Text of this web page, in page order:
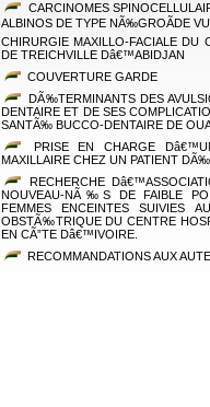
CARCINOMES
ALBINOS DE TYPE NÃ‰GROÃDE
CHIRURGIE MAXILLO-FACIALE DU
DE TREICHVILLE Dâ€™ABIDJAN
COUVERTURE GARDE
DÃ‰TERMINANTS DES
DENTAIRE ET DE SES
SANTÃ‰ BUCCO-DENTAIRE DE
PRISE EN CHARGE
MAXILLAIRE CHEZ UN PATIENT
RECHERCHE
NOUVEAU-NÃ‰S DE FAIBLE
FEMMES ENCEINTES SUIVIES
OBSTÃ‰TRIQUE DU CENTRE
EN CÃ”TE Dâ€™IVOIRE.
RECOMMANDATIONS AUX